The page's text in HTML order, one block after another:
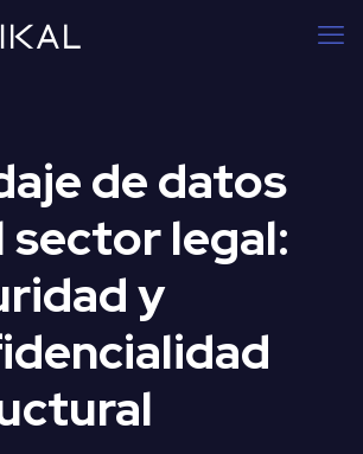
de datos
sector legal:
y